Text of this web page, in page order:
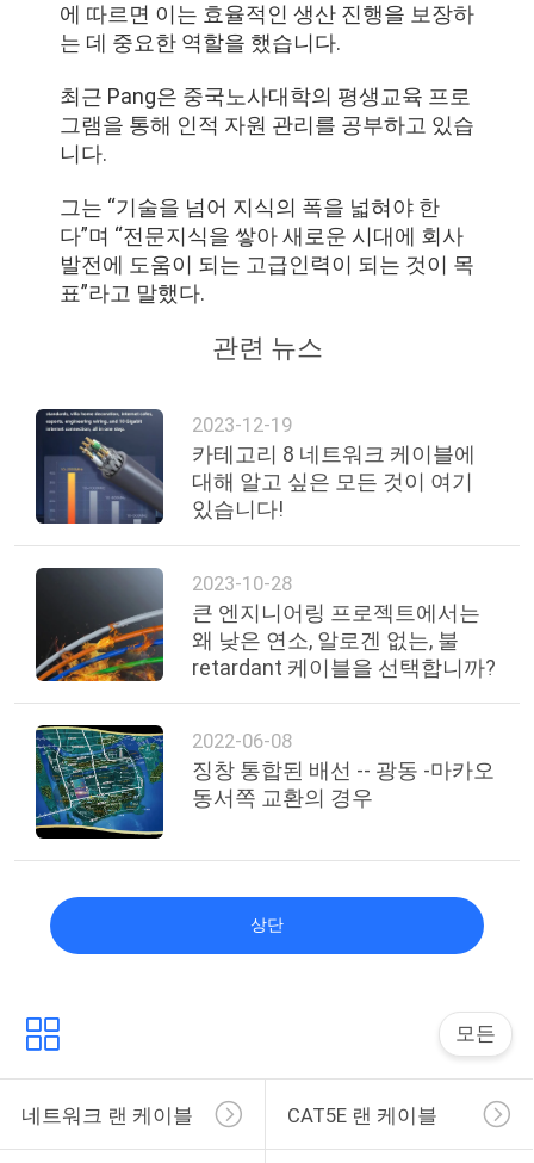
에 따르면 이는 효율적인 생산 진행을 보장하
는 데 중요한 역할을 했습니다.
최근 Pang은 중국노사대학의 평생교육 프로
그램을 통해 인적 자원 관리를 공부하고 있습
니다.
그는 “기술을 넘어 지식의 폭을 넓혀야 한
다”며 “전문지식을 쌓아 새로운 시대에 회사
발전에 도움이 되는 고급인력이 되는 것이 목
표”라고 말했다.
관련 뉴스
2023-12-19
카테고리 8 네트워크 케이블에
대해 알고 싶은 모든 것이 여기
있습니다!
2023-10-28
큰 엔지니어링 프로젝트에서는
왜 낮은 연소, 알로겐 없는, 불
retardant 케이블을 선택합니까?
2022-06-08
징창 통합된 배선 -- 광동 -마카오
동서쪽 교환의 경우
상단
모든
네트워크 랜 케이블 CAT5E 랜 케이블